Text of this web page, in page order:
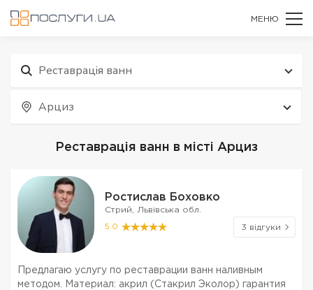
МЕНЮ
Реставрація ванн
Арциз
Реставрація ванн в місті Арциз
Ростислав Боховко
Стрий, Львівська обл.
5.0 3 відгуки
Предлагаю услугу по реставрации ванн наливным
методом. Материал: акрил (Стакрил Эколор) гарантия